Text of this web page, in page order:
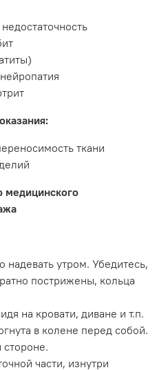
ткани
медицинского
надевать утром. Убедитесь,
пострижены, кольца
на кровати, диване и т.п.
в колене перед собой.
части, изнутри